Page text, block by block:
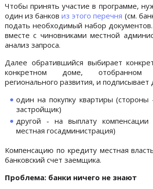
Чтобы принять участие в программе,
один из банковиз этого перечня (см.
подать необходимый набор
вместе с чиновниками местной
анализ запроса.
Далее обратившийся выбирает
конкретном доме, отобранном
регионального развития, и подписывает
один на покупку квартиры
застройщик)
другой - на выплату компенсации
местная госадминистрация)
Компенсацию по кредиту местная
банковский счет заемщика.
Проблема: банки ничего не знают